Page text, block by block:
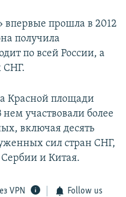
прошла в 2012
получила
по всей России, а
СНГ.
Красной площади
участвовали более
включая десять
сил стран СНГ,
и Китая.
VPN Follow us